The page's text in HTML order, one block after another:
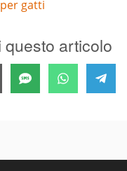
gatti
questo articolo
Share
on
SMS Share
on
WhatsAppShare
on